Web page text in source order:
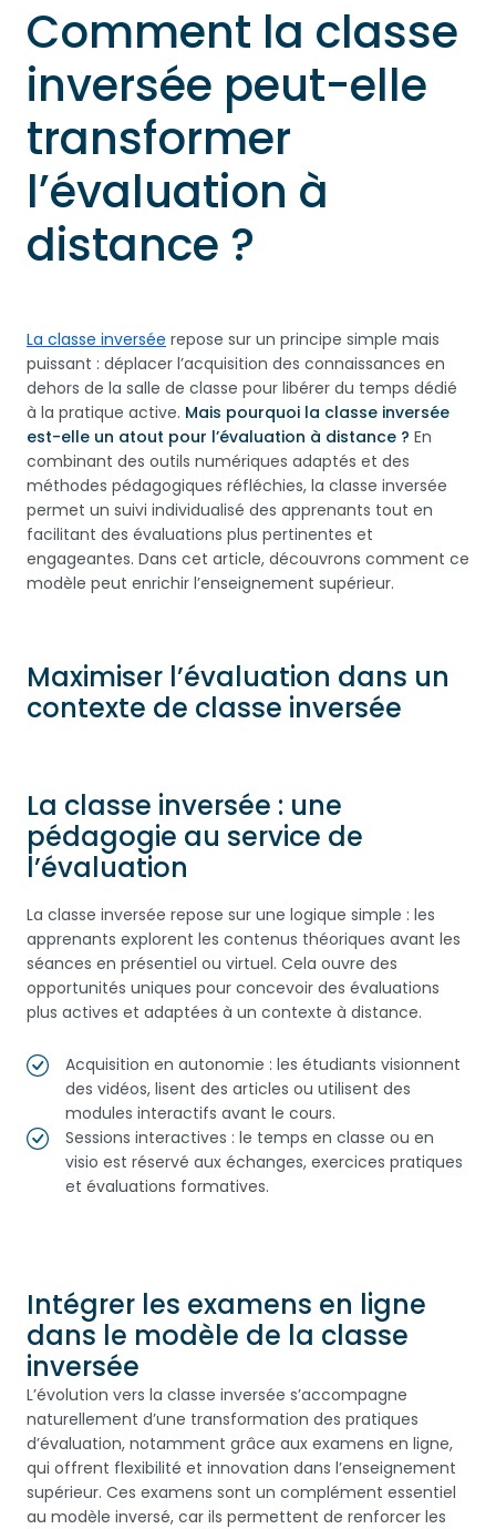
Comment la classe
inversée peut-elle
transformer
l’évaluation à
distance ?
La classe inversée repose sur un principe simple mais
puissant : déplacer l’acquisition des connaissances en
dehors de la salle de classe pour libérer du temps dédié
à la pratique active. Mais pourquoi la classe inversée
est-elle un atout pour l’évaluation à distance ? En
combinant des outils numériques adaptés et des
méthodes pédagogiques réfléchies, la classe inversée
permet un suivi individualisé des apprenants tout en
facilitant des évaluations plus pertinentes et
engageantes. Dans cet article, découvrons comment ce
modèle peut enrichir l’enseignement supérieur.
Maximiser l’évaluation dans un
contexte de classe inversée
La classe inversée : une
pédagogie au service de
l’évaluation
La classe inversée repose sur une logique simple : les
apprenants explorent les contenus théoriques avant les
séances en présentiel ou virtuel. Cela ouvre des
opportunités uniques pour concevoir des évaluations
plus actives et adaptées à un contexte à distance.
Acquisition en autonomie : les étudiants visionnent
des vidéos, lisent des articles ou utilisent des
modules interactifs avant le cours.
Sessions interactives : le temps en classe ou en
visio est réservé aux échanges, exercices pratiques
et évaluations formatives.
Intégrer les examens en ligne
dans le modèle de la classe
inversée
L’évolution vers la classe inversée s’accompagne
naturellement d’une transformation des pratiques
d’évaluation, notamment grâce aux examens en ligne,
qui offrent flexibilité et innovation dans l’enseignement
supérieur. Ces examens sont un complément essentiel
au modèle inversé, car ils permettent de renforcer les